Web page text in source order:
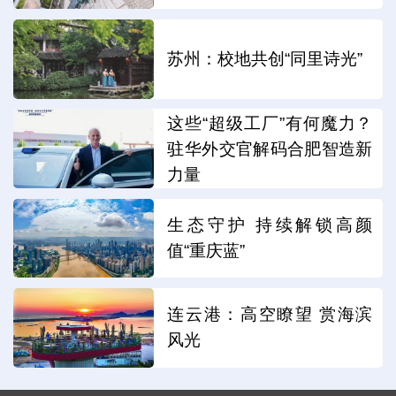
苏州：校地共创“同里诗光”
这些“超级工厂”有何魔力？
驻华外交官解码合肥智造新
力量
生态守护 持续解锁高颜
值“重庆蓝”
连云港：高空瞭望 赏海滨
风光